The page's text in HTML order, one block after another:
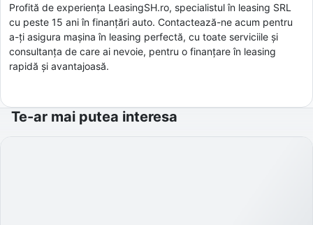
Profită de experiența LeasingSH.ro, specialistul în leasing SRL
cu peste 15 ani în finanțări auto. Contactează-ne acum pentru
a-ți asigura mașina în leasing perfectă, cu toate serviciile și
consultanța de care ai nevoie, pentru o finanțare în leasing
rapidă și avantajoasă.
Te-ar mai putea interesa